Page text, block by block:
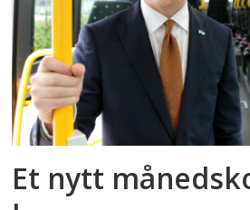
Et nytt